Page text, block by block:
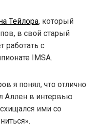
Тейлора, который
в свой старый
работать с
IMSA.
я понял, что отлично
Аллен в интервью
ими со